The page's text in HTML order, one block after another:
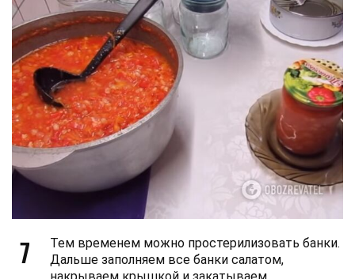
7
Тем временем можно простерилизовать банки.
Дальше заполняем все банки салатом,